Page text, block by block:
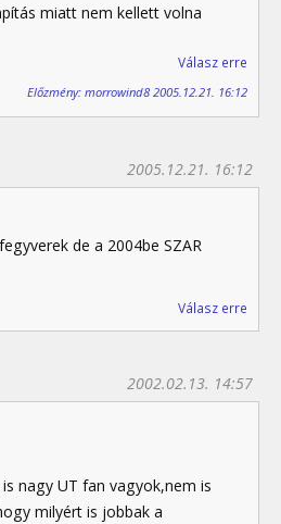
miatt nem kellett volna
Válasz erre
Előzmény: morrowind8 2005.12.21. 16:12
2005.12.21. 16:12
de a 2004be SZAR
Válasz erre
2002.02.13. 14:57
nagy UT fan vagyok,nem is
milyért is jobbak a